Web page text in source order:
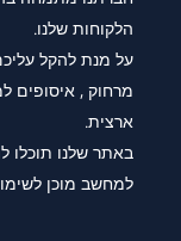
הלקוחות שלנו.
על מנת להקל
מרחוק , איסופים
ארצית.
באתר שלנו
למחשב מוכן